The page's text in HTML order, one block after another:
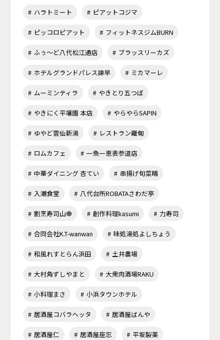
ハラトミート ピアットコジマ
ピッコロピアット フィットネスジムBURN
ふぅ～ど八代松江通店 ブラッスリーカズ
ホテルグランドパレス諫早 ミカマーレ
ムーミンティラ やきとり五つぼ
やきにく平壌園 本店 やらやらSAPIN
ゆやど雲仙新湯 レストラン羅甸
ロムカフェ 一魚一恵表参道店
中華ダイニング 杏てい 串揚げ旬菜晴
入潮食堂 八代台所ROBATAさわだ亭
割烹寿司山幸 創作料理kasumi 力寿司
合同会社K.T-wanwan 味処湯処よしちょう
和風れすとらん浜田 土井農場
大村角ずしやまと 大衆肉酒場RAKU
小料理まさ 小浜タウンホテル
居酒屋コバラヘッタ 居酒屋ばんや
居酒屋仁 居酒屋座忘 平坂製薬